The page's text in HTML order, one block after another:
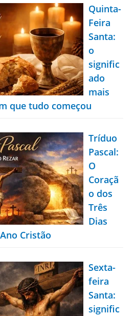
Quinta-
Feira
Santa:
o
signific
ado
mais
que tudo começou
Tríduo
Pascal:
O
Coraçã
o dos
Três
Dias
Cristão
Sexta-
feira
Santa:
signific